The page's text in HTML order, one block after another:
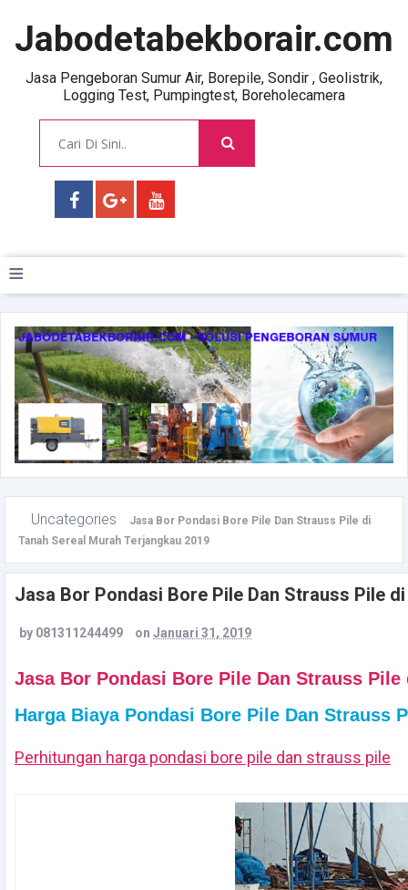
Jabodetabekborair.com
Jasa Pengeboran Sumur Air, Borepile, Sondir , Geolistrik,
Logging Test, Pumpingtest, Boreholecamera
≡
Uncategories
Jasa Bor Pondasi Bore Pile Dan Strauss Pile di
Tanah Sereal Murah Terjangkau 2019
Jasa Bor Pondasi Bore Pile Dan Strauss Pile
by 081311244499 on Januari 31, 2019
Jasa Bor Pondasi Bore Pile Dan Strauss
Harga Biaya Pondasi Bore Pile Dan Strauss
Perhitungan harga pondasi bore pile dan strauss pile